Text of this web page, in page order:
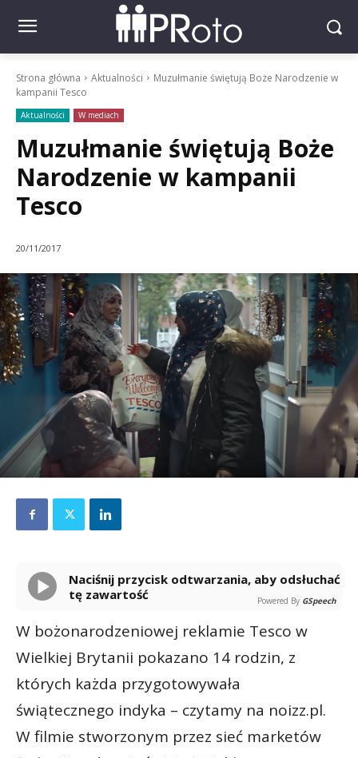
Strona główna Aktualności
Muzułmanie świętują Boże Narodzenie w
kampanii Tesco
Aktualności W mediach
Muzułmanie świętują Boże
Narodzenie w kampanii
Tesco
20/11/2017
Naciśnij przycisk odtwarzania, aby odsłuchać
tę zawartość
Powered By GSpeech
W bożonarodzeniowej reklamie Tesco w
Wielkiej Brytanii pokazano 14 rodzin, z
których każda przygotowywała
świątecznego indyka – czytamy na noizz.pl.
W filmie stworzonym przez sieć marketów